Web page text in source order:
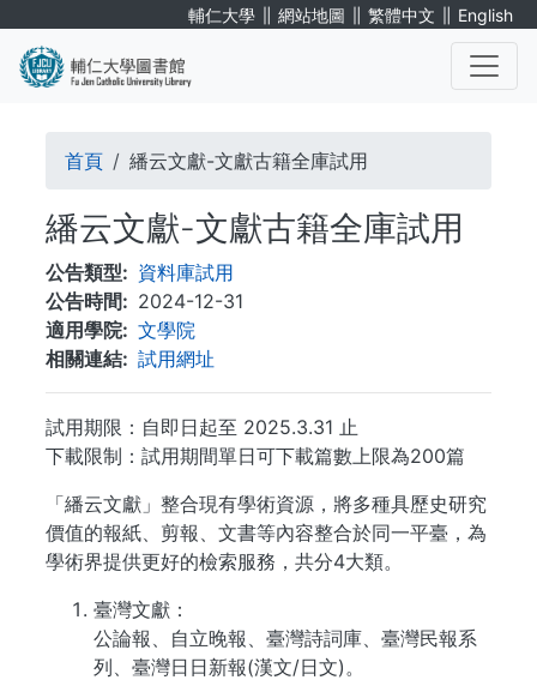
輔仁大學 ∥ 網站地圖 ∥ 繁體中文 ∥ English
導
連
結
首頁 繙云文獻-文獻古籍全庫試用
繙云文獻-文獻古籍全庫試用
公告類型
資料庫試用
公告時間
2024-12-31
適用學院
文學院
相關連結
試用網址
試用期限：自即日起至 2025.3.31 止
下載限制：試用期間單日可下載篇數上限為200篇
「繙云文獻」整合現有學術資源，將多種具歷史研究
價值的報紙、剪報、文書等內容整合於同一平臺，為
學術界提供更好的檢索服務，共分4大類。
臺灣文獻：
公論報、自立晚報、臺灣詩詞庫、臺灣民報系
列、臺灣日日新報(漢文/日文)。